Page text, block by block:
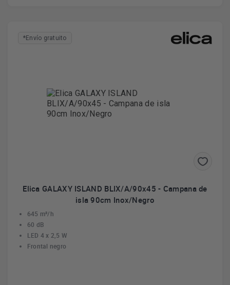
*Envío gratuito
Elica GALAXY ISLAND BLIX/A/90x45 - Campana de
isla 90cm Inox/Negro
645 m³/h
60 dB
LED 4 x 2,5 W
Frontal negro